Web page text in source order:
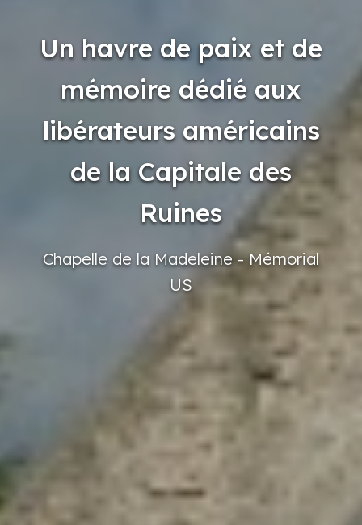
Un havre de paix et de
mémoire dédié aux
libérateurs américains
de la Capitale des
Ruines
Chapelle de la Madeleine - Mémorial
US